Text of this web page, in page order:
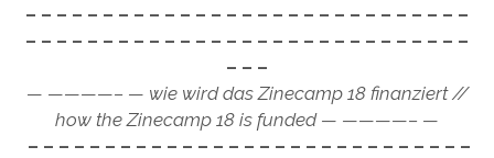
– – – – – – – – – – – – – – – – – – – – – – – – – – – – –
– – – – – – – – – – – – – – – – – – – – – – – – – – – – –
– – –
— ————– — wie wird das Zinecamp 18 finanziert //
how the Zinecamp 18 is funded — ————– —
– – – – – – – – – – – – – – – – – – – – – – – – – – – – –